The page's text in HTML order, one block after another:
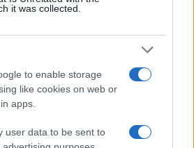
it was collected.
to enable storage
like cookies on web or
apps.
user data to be sent to